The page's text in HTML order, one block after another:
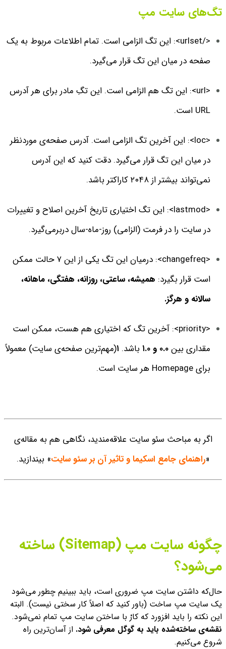
تگ‌های سایت مپ
</urlset>: این تگ الزامی است. تمام اطلاعات مربوط به یک
صفحه در میان این تگ قرار می‌گیرد.
<url>: این تگ هم الزامی است. این تگِ مادر برای هر آدرس
URL است.
<loc>: این آخرین تگ الزامی است. آدرس صفحه‌ی موردنظر
در میان این تگ قرار می‌گیرد. دقت کنید که این آدرس
نمی‌تواند بیشتر از ۲۰۴۸ کاراکتر باشد.
<lastmod>: این تگ اختیاری تاریخ آخرین اصلاح و تغییرات
در سایت را در فرمت (الزامی) روز-ماه-سال دربرمی‌گیرد.
<changefreq>: درمیان این تگ یکی از این ۷ حالت ممکن
است قرار بگیرد: همیشه، ساعتی، روزانه، هفتگی، ماهانه،
سالانه و هرگز.
<priority>: آخرین تگ که اختیاری هم هست، ممکن است
مقداری بین۰.۰ و ۱.۰ باشد. ۱(مهم‌ترین صفحه‌ی سایت) معمولاً
برای Homepage هر سایت است.
اگر به مباحث سئو سایت علاقه‌مندید، نگاهی هم به مقاله‌ی
«راهنمای جامع اسکیما و تاثیر آن بر سئو سایت» بیندازید.
چگونه سایت مپ (Sitemap) ساخته
می‌شود؟
حال‌که داشتن سایت مپ ضروری است، باید ببینیم چطور می‌شود
یک سایت مپ ساخت (باور کنید که اصلاً کار سختی نیست). البته
این نکته را باید افزورد که کارْ با ساختن سایت مپ تمام نمی‌شود.
نقشه‌ی ساخته‌شده باید به گوگل معرفی شود. از آسان‌ترین راه
شروع می‌کنیم.